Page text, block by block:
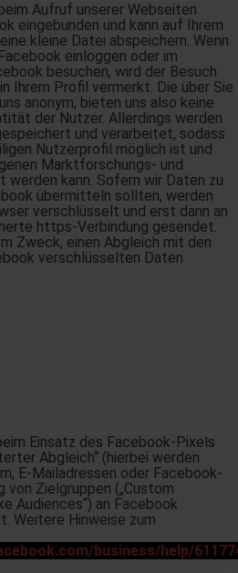
Aufruf unserer Webseiten
eingebunden und kann auf Ihrem
kleine Datei abspeichern. Wenn
einloggen oder im
besuchen, wird der Besuch
Ihrem Profil vermerkt. Die über Sie
anonym, bieten uns also keine
der Nutzer. Allerdings werden
und verarbeitet, sodass
Nutzerprofil möglich ist und
Marktforschungs- und
kann. Sofern wir Daten zu
übermitteln sollten, werden
verschlüsselt und erst dann an
https-Verbindung gesendet.
Zweck, einen Abgleich mit den
verschlüsselten Daten
Einsatz des Facebook-Pixels
Abgleich“ (hierbei werden
E-Mailadressen oder Facebook-
von Zielgruppen („Custom
Audiences“) an Facebook
Weitere Hinweise zum
business/help/